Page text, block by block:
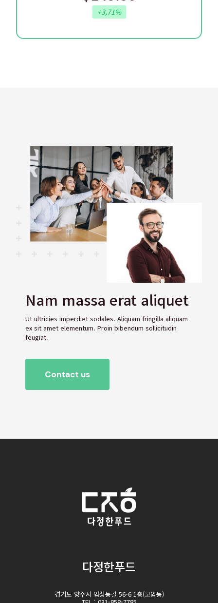
+3,71%
Nam massa erat aliquet
Ut ultricies imperdiet sodales. Aliquam fringilla aliquam
ex sit amet elementum. Proin bibendum sollicitudin
feugiat.
Contact us
다정한푸드
경기도 양주시 엄상동길 56-6 1층(고암동)